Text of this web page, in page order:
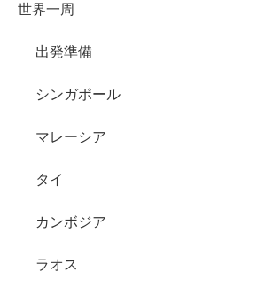
世界一周
出発準備
シンガポール
マレーシア
タイ
カンボジア
ラオス